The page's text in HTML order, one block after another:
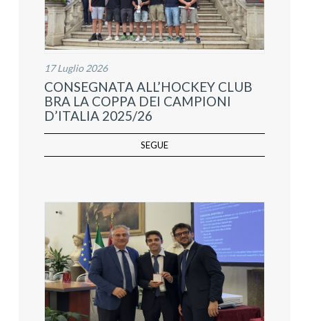
17 Luglio 2026
CONSEGNATA ALL’HOCKEY CLUB
BRA LA COPPA DEI CAMPIONI
D’ITALIA 2025/26
SEGUE